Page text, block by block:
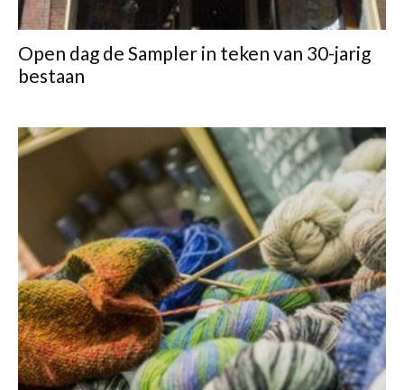
Open dag de Sampler in teken van 30-jarig
bestaan